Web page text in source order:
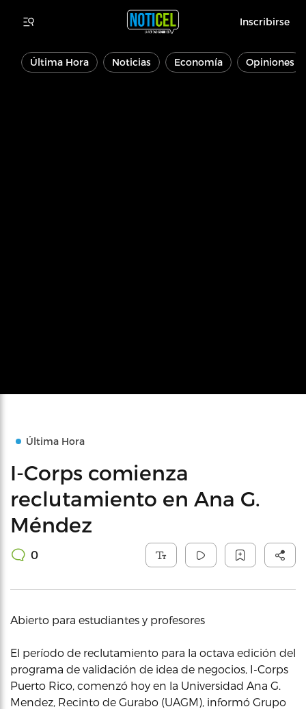
Inscribirse
Última Hora Noticias Economía Opiniones
Última Hora
I-Corps comienza
reclutamiento en Ana G.
Méndez
0
Abierto para estudiantes y profesores
El período de reclutamiento para la octava edición del
programa de validación de idea de negocios, I-Corps
Puerto Rico, comenzó hoy en la Universidad Ana G.
Mendez, Recinto de Gurabo (UAGM), informó Grupo